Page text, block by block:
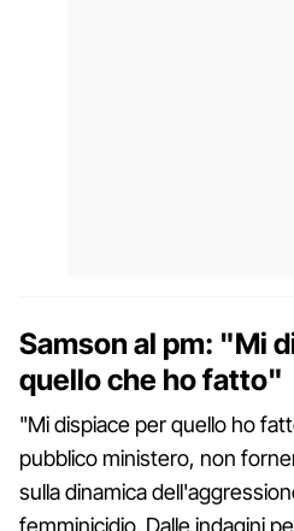
Samson al pm: "Mi
quello che ho fatto"
"Mi dispiace per quello ho
pubblico ministero, non
sulla dinamica
femminicidio. Dalle indagini